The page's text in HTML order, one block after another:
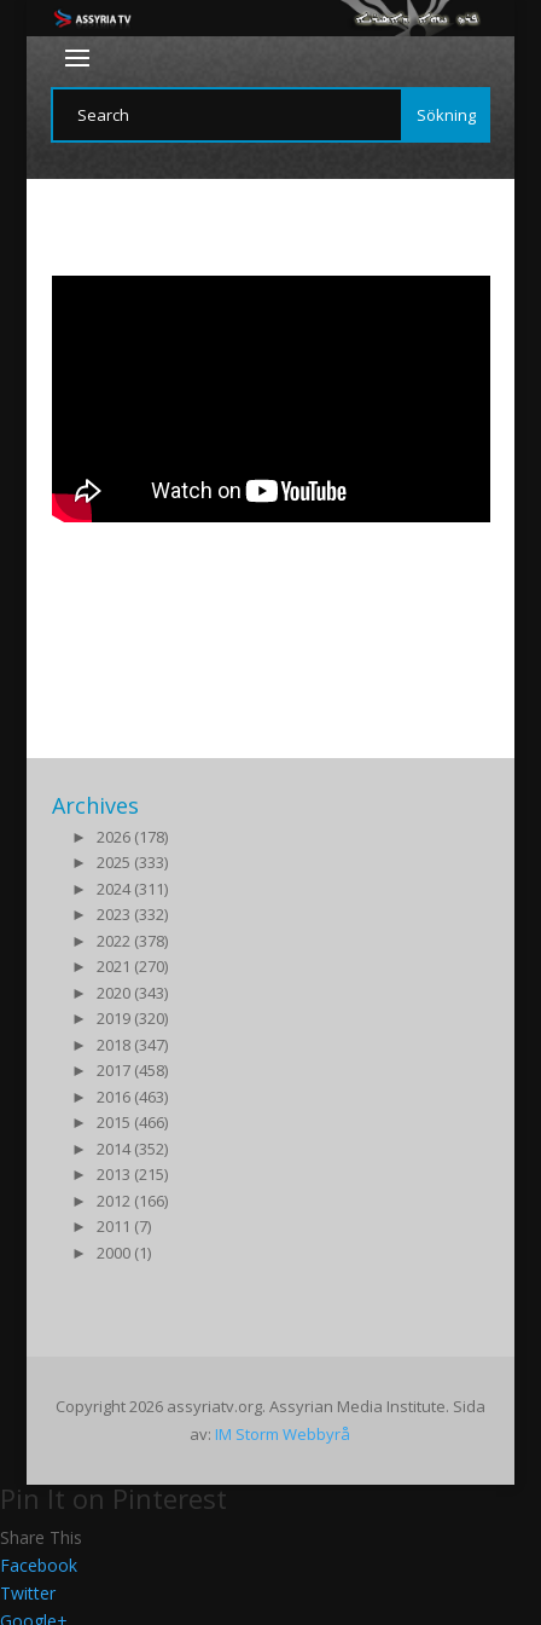
Archives
►
2026 (178)
►
2025 (333)
►
2024 (311)
►
2023 (332)
►
2022 (378)
►
2021 (270)
►
2020 (343)
►
2019 (320)
►
2018 (347)
►
2017 (458)
►
2016 (463)
►
2015 (466)
►
2014 (352)
►
2013 (215)
►
2012 (166)
►
2011 (7)
►
2000 (1)
Copyright 2026 assyriatv.org. Assyrian Media Institute. Sida
av: IM Storm Webbyrå
Pin It on Pinterest
Share This
Facebook
Twitter